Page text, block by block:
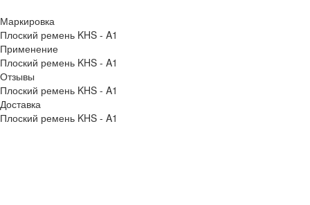
Маркировка
Плоский ремень KHS - A1
Применение
Плоский ремень KHS - A1
Отзывы
Плоский ремень KHS - A1
Доставка
Плоский ремень KHS - A1